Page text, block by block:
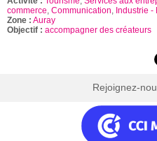
commerce, Communication, Industrie -
Zone : Auray
Objectif : accompagner des créateurs
Rejoignez-